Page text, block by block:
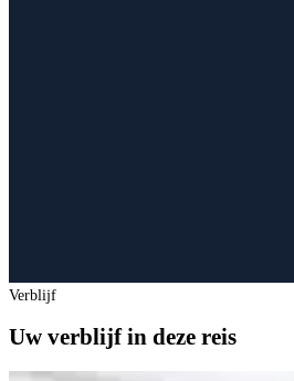
Verblijf
Uw verblijf in deze reis